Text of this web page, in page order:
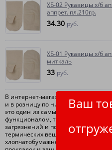
Ваш
ХБ-02 Рукавицы х/б
аппрет. пл.210гр.
34.30 руб.
ХБ-01 Рукавицы х/б
миткаль
33 руб.
В интернет-магазине ЛидерТекс
и в розницу по низким ценам с
это один из самых универсальных
функционалом, таким как защита
загрязнений и получения ожогов
термических веществ. Рукавицы
хлопчатобумажного материала с